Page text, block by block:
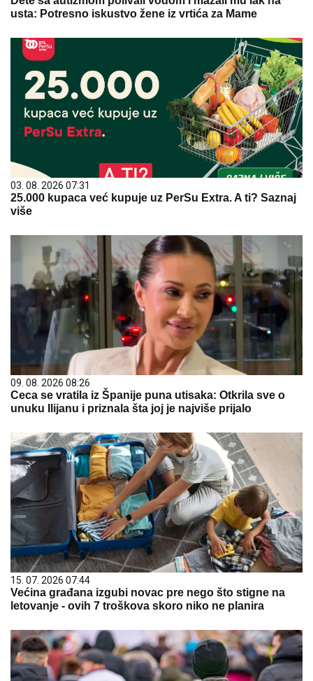
usta: Potresno iskustvo žene iz vrtića za Mame
03. 08. 2026 07:31
25.000 kupaca već kupuje uz PerSu Extra. A ti? Saznaj
više
09. 08. 2026 08:26
Ceca se vratila iz Španije puna utisaka: Otkrila sve o
unuku Ilijanu i priznala šta joj je najviše prijalo
15. 07. 2026 07:44
Većina građana izgubi novac pre nego što stigne na
letovanje - ovih 7 troškova skoro niko ne planira